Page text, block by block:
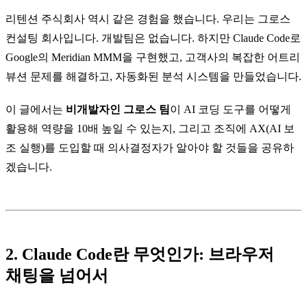
리텐션 주식회사 역시 같은 경험을 했습니다. 우리는 그로스
컨설팅 회사입니다. 개발팀은 없습니다. 하지만 Claude Code로
Google의 Meridian MMM을 구현했고, 고객사의 복잡한 어트리
뷰션 문제를 해결하고, 자동화된 분석 시스템을 만들었습니다.
이 글에서는 비개발자인 그로스 팀이 AI 코딩 도구를 어떻게
활용해 역량을 10배 높일 수 있는지, 그리고 조직에 AX(AI 보
조 실행)를 도입할 때 의사결정자가 알아야 할 것들을 공유하
겠습니다.
2. Claude Code란 무엇인가: 브라우저
채팅을 넘어서